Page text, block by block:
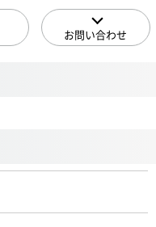
お問い合わせ